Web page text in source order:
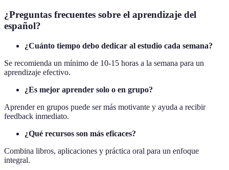
¿Preguntas frecuentes sobre el aprendizaje del
español?
¿Cuánto tiempo debo dedicar al estudio cada semana?
Se recomienda un mínimo de 10-15 horas a la semana para un
aprendizaje efectivo.
¿Es mejor aprender solo o en grupo?
Aprender en grupos puede ser más motivante y ayuda a recibir
feedback inmediato.
¿Qué recursos son más eficaces?
Combina libros, aplicaciones y práctica oral para un enfoque
integral.